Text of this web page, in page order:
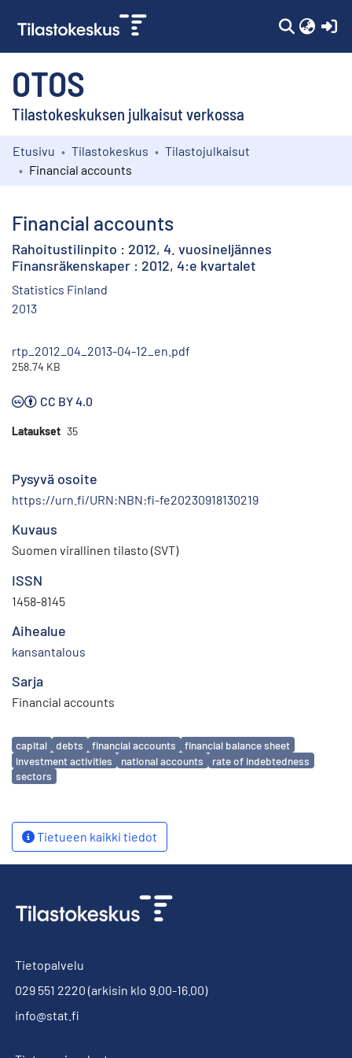
OTOS
Tilastokeskuksen julkaisut verkossa
Kokoelmat
Etusivu Tilastokeskus
Tilastojulkaisut
Financial accounts
Financial accounts
Rahoitustilinpito : 2012, 4. vuosineljännes
Finansräkenskaper : 2012, 4:e kvartalet
Statistics Finland
2013
rtp_2012_04_2013-04-12_en.pdf
258.74 KB
CC BY 4.0
Lataukset 35
Pysyvä osoite
https://urn.fi/URN:NBN:fi-fe20230918130219
Kuvaus
Suomen virallinen tilasto (SVT)
ISSN
1458-8145
Aihealue
kansantalous
Sarja
Financial accounts
Avainsanat
capital debts financial accounts
financial balance sheet
investment activities
national accounts
rate of indebtedness
sectors
Tietueen kaikki tiedot
Tietopalvelu
029 551 2220 (arkisin klo 9.00-16.00)
info@stat.fi